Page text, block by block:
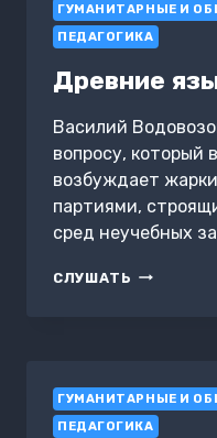
ГУМАНИТАРНЫЕ И
ПЕДАГОГИКА
Древние
Василий
вопросу, который
возбуждает
партиями,
сред неучебных
СЛУШАТЬ ДРЕВНИЕ
ГУМАНИТАРНЫЕ И
ПЕДАГОГИКА